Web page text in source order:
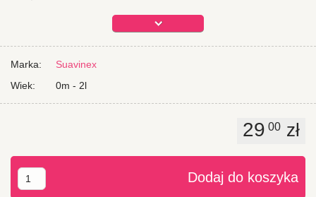
Klips został wyprodukowany z bezpiecznego dla zdrowia,
nietoksycznego tworzywa bez BPA. Jest łatwy do utrzymania w
czystości za pomocą wody i łagodnego detergentu
przeznaczonego dla dzieci. Należy unikać kontaktu z kremami do
Wyprodukowano w UE.
Marka:
Suavinex
Wiek:
0m - 2l
29 00 zł
Dodaj do koszyka